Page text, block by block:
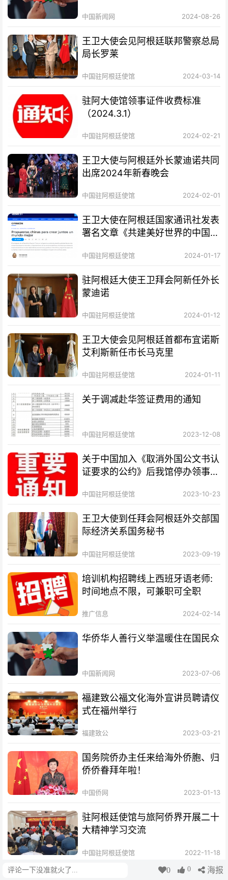
评论 0 0 海报
中国新闻网 2024-08-26
王卫大使会见阿根廷联邦警察总局
局长罗莱
中国驻阿根廷使馆 2024-03-14
驻阿大使馆领事证件收费标准
（2024.3.1）
中国驻阿根廷使馆 2024-02-21
王卫大使与阿根廷外长蒙迪诺共同
出席2024年新春晚会
中国驻阿根廷使馆 2024-02-01
王卫大使在阿根廷国家通讯社发表
署名文章《共建美好世界的中国方
中国驻阿根廷使馆 2024-01-17
驻阿根廷大使王卫拜会阿新任外长
蒙迪诺
中国驻阿根廷使馆 2024-01-12
王卫大使会见阿根廷首都布宜诺斯
艾利斯新任市长马克里
中国驻阿根廷使馆 2024-01-11
关于调减赴华签证费用的通知
中国驻阿根廷使馆 2023-12-08
关于中国加入《取消外国公文书认
证要求的公约》后我馆停办领事认
中国驻阿根廷使馆 2023-10-23
王卫大使到任拜会阿根廷外交部国
际经济关系国务秘书
中国驻阿根廷使馆 2023-09-19
培训机构招聘线上西班牙语老师:
时间地点不限，可兼职可全职
推广信息 2024-02-14
华侨华人善行义举温暖住在国民众
中国新闻网 2023-07-06
福建致公福文化海外宣讲员聘请仪
式在福州举行
福建致公 2023-03-21
国务院侨办主任来给海外侨胞、归
侨侨眷拜年啦！
中国侨网 2023-01-13
驻阿根廷使馆与旅阿侨界开展二十
大精神学习交流
中国驻阿根廷使馆 2022-11-18
邹肖力大使在阿根廷国家通讯社发